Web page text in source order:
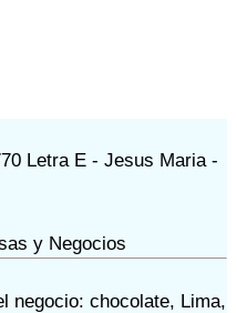
Letra E - Jesus Maria -
y Negocios
negocio: chocolate, Lima,